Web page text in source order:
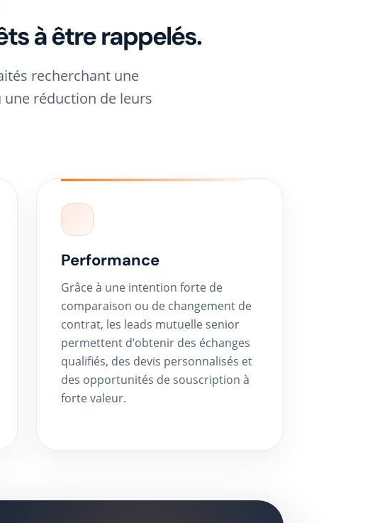
à être rappelés.
recherchant une
réduction de leurs
Performance
Grâce à une intention forte de
comparaison ou de changement de
contrat, les leads mutuelle senior
permettent d’obtenir des échanges
qualifiés, des devis personnalisés et
des opportunités de souscription à
forte valeur.